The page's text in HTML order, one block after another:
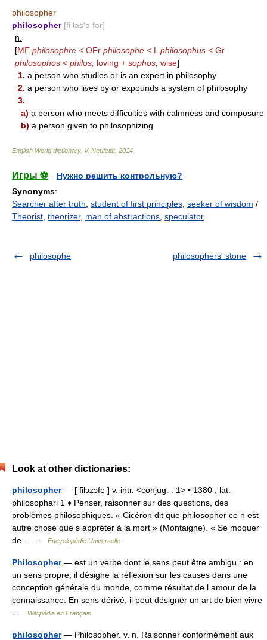
philosopher
philosopher [fi läs′ə fər]
n.
[ME philosophre < OFr philosophe < L philosophus < Gr
philosophos < philos, loving + sophos, wise]
1. a person who studies or is an expert in philosophy
2. a person who lives by or expounds a system of philosophy
3.
a) a person who meets difficulties with calmness and composure
b) a person given to philosophizing
English World dictionary. V. Neufeldt. 2014
Игры ⚽
Нужно решить контрольную?
Synonyms:
Searcher after truth student of first principles seeker of wisdom /
Theorist theorizer, man of abstractions speculator
philosophe philosophers' stone
Look at other dictionaries:
philosopher— [ filɔzɔfe ] v. intr. <conjug. : 1> • 1380 ; lat.
philosophari 1 ♦ Penser, raisonner sur des questions, des
problèmes philosophiques. « Cicéron dit que philosopher ce n est
autre chose que s apprêter à la mort » (Montaigne). « Se moquer
de… …
Encyclopédie Universelle
Philosopher— est un verbe dont le sens peut être ambigu : en
un sens propre, il désigne la réflexion sur les causes dans une
conception générale du monde, comme résultat de l amour de la
connaissance. En sens dérivé, il peut désigner un art de bien vivre
Wikipédia en Français
philosopher— Philosopher. v. n. Raisonner conformément aux